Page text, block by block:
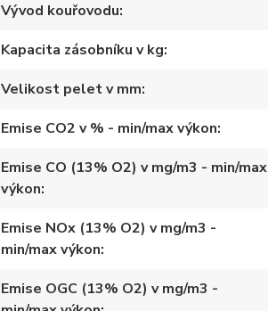
Vývod kouřovodu
Kapacita zásobníku v kg
Velikost pelet v mm
Emise CO2 v % - min/max výkon
Emise CO (13% O2) v mg/m3 - min/max
výkon
Emise NOx (13% O2) v mg/m3 -
min/max výkon
Emise OGC (13% O2) v mg/m3 -